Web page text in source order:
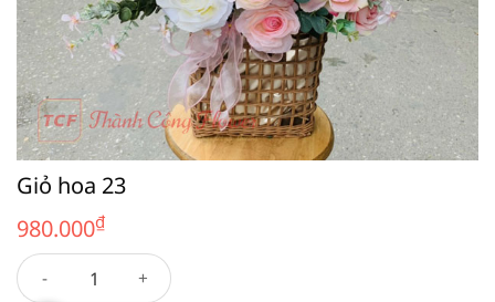
Giỏ hoa 23
980.000₫
Giỏ hoa 23 số lượng